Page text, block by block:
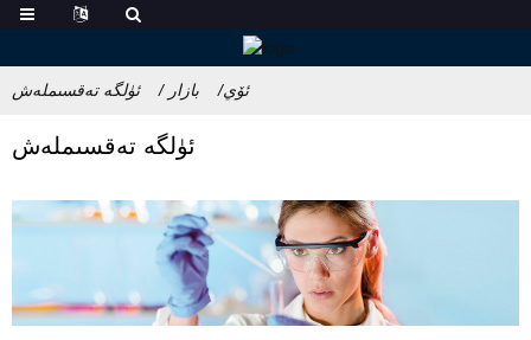
ئۆي بازار ئۈلگە تەقسىملەش
ئۈلگە تەقسىملەش